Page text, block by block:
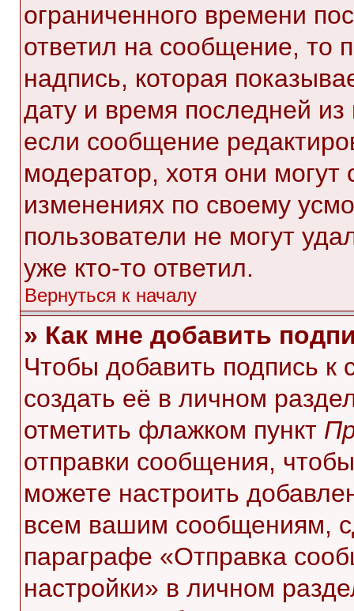
ограниченного времени
ответил на сообщение, то
надпись, которая
дату и время последней
если сообщение
модератор, хотя они
изменениях по своему
пользователи не могут
уже кто-то ответил.
Вернуться к началу
» Как мне добавить
Чтобы добавить подпись
создать её в личном
отметить флажком пункт
отправки сообщения,
можете настроить
всем вашим сообщениям,
параграфе «Отправка
настройки» в личном